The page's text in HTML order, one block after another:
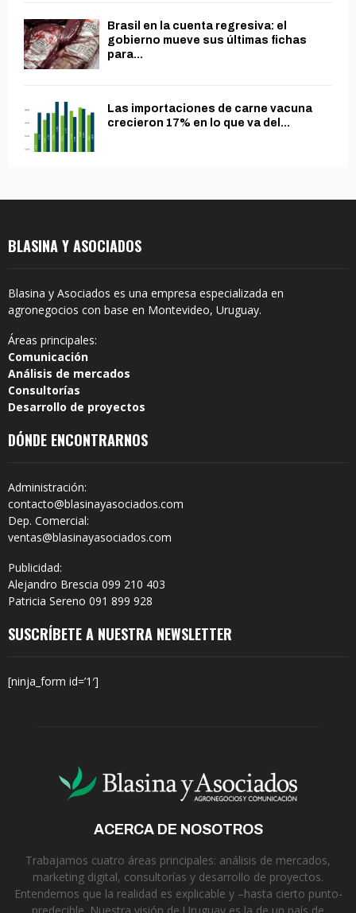
Brasil en la cuenta regresiva: el
gobierno mueve sus últimas fichas
para...
Las importaciones de carne vacuna
crecieron 17% en lo que va del...
BLASINA Y ASOCIADOS
Blasina y Asociados es una empresa especializada en
agronegocios con base en Montevideo, Uruguay.
Áreas principales:
Comunicación
Análisis de mercados
Consultorías
Desarrollo de proyectos
DÓNDE ENCONTRARNOS
Administración:
contacto@blasinayasociados.com
Dep. Comercial:
ventas@blasinayasociados.com
Publicidad:
Alejandro Brescia 099 210 403
Patricia Sereno 091 899 928
SUSCRÍBETE A NUESTRA NEWSLETTER
[ninja_form id=’1′]
ACERCA DE NOSOTROS
Trabajamos cuatro áreas principales: análisis de mercados,
marketing digital, consultorías y desarrollo de proyectos.
Entendemos que la realidad es explicable y –hasta cierto punto-